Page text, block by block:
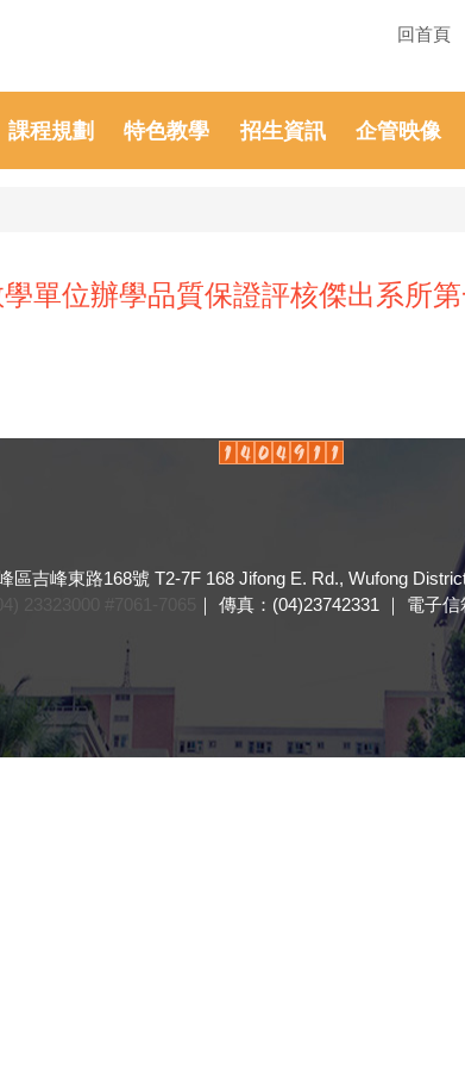
回首頁
課程規劃 特色教學 招生資訊 企管映像
單位辦學品質保證評核傑出系所第
區吉峰東路168號 T2-7F 168 Jifong E. Rd., Wufong
｜ 傳真：(04)23742331 ｜ 電子